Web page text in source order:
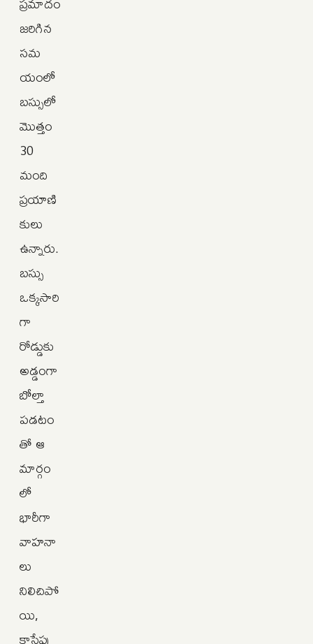
జరిగిన
సమ
యంలో
బస్సులో
మొత్తం
30
మంది
ప్రయాణి
కులు
ఉన్నారు.
బస్సు
ఒక్కసారి
గా
రోడ్డుకు
అడ్డంగా
బోల్తా
పడటం
తో ఆ
మార్గం
లో
భారీగా
వాహనా
లు
నిలిచిపో
యి,
కాసేపు